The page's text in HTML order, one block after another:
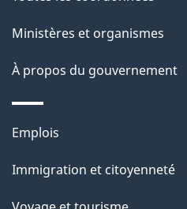
g
e
Ministères et organismes
À propos du gouvernement
Thèmes
sujets
Emplois
Immigration et citoyenneté